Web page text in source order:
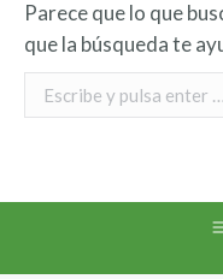
Parece que lo que
que la búsqueda te
Search: